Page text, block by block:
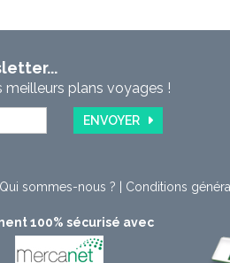
plans voyages !
ENVOYER
Qui sommes-nous ? Conditions
100% sécurisé avec